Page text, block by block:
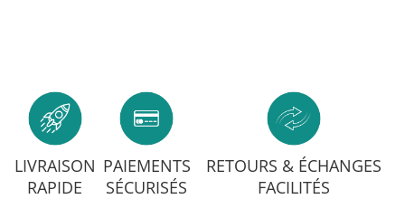
LIVRAISON
RAPIDE
PAIEMENTS
SÉCURISÉS
RETOURS & ÉCHANGES
FACILITÉS